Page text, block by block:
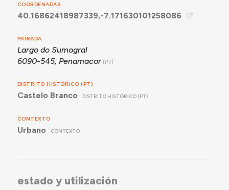
COORDENADAS
40.16862418987339,-7.171630101258086
MORADA
Largo do Sumogral
6090-545, Penamacor
DISTRITO HISTÓRICO (PT)
Castelo Branco DISTRITO HISTÓRICO (PT)
CONTEXTO
Urbano CONTEXTO
estado y utilización